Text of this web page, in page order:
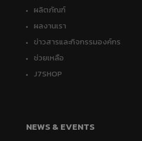
ผลิตภัณฑ์
ผลงานเรา
ข่าวสารและกิจกรรมองค์กร
ช่วยเหลือ
J7SHOP
NEWS & EVENTS